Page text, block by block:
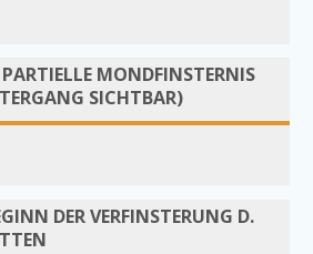
MONDFINSTERNIS
SICHTBAR)
DER VERFINSTERUNG D.